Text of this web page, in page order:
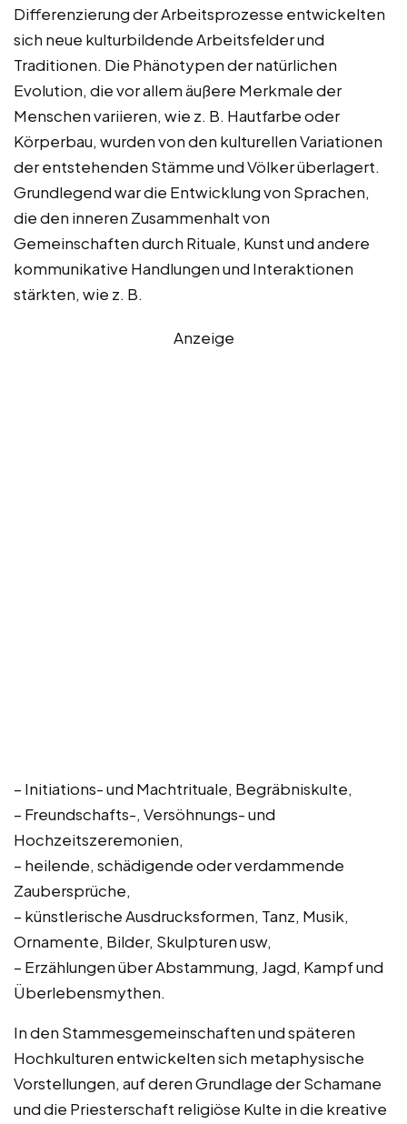
Differenzierung der Arbeitsprozesse entwickelten
sich neue kulturbildende Arbeitsfelder und
Traditionen. Die Phänotypen der natürlichen
Evolution, die vor allem äußere Merkmale der
Menschen variieren, wie z. B. Hautfarbe oder
Körperbau, wurden von den kulturellen Variationen
der entstehenden Stämme und Völker überlagert.
Grundlegend war die Entwicklung von Sprachen,
die den inneren Zusammenhalt von
Gemeinschaften durch Rituale, Kunst und andere
kommunikative Handlungen und Interaktionen
stärkten, wie z. B.
Anzeige
– Initiations- und Machtrituale, Begräbniskulte,
– Freundschafts-, Versöhnungs- und
Hochzeitszeremonien,
– heilende, schädigende oder verdammende
Zaubersprüche,
– künstlerische Ausdrucksformen, Tanz, Musik,
Ornamente, Bilder, Skulpturen usw,
– Erzählungen über Abstammung, Jagd, Kampf und
Überlebensmythen.
In den Stammesgemeinschaften und späteren
Hochkulturen entwickelten sich metaphysische
Vorstellungen, auf deren Grundlage der Schamane
und die Priesterschaft religiöse Kulte in die kreative